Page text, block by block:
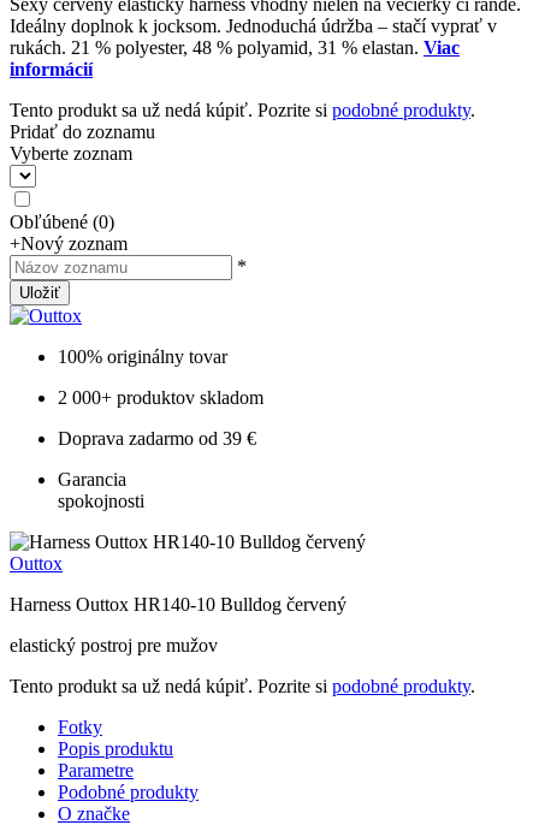
Ideálny doplnok k jocksom. Jednoduchá údržba – stačí vyprať v
rukách. 21 % polyester, 48 % polyamid, 31 % elastan. Viac
informácií
Tento produkt sa už nedá kúpiť. Pozrite si podobné produkty.
Pridať do zoznamu
Vyberte zoznam
Obľúbené (0)
+Nový zoznam
*
Uložiť
100% originálny tovar
2 000+ produktov skladom
Doprava zadarmo od 39 €
Garancia
spokojnosti
Outtox
Harness Outtox HR140-10 Bulldog červený
elastický postroj pre mužov
Tento produkt sa už nedá kúpiť. Pozrite si podobné produkty.
Fotky
Popis produktu
Parametre
Podobné produkty
O značke